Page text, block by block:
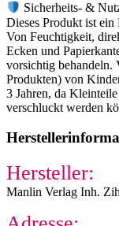
Sicherheits- &
Dieses Produkt ist
Von Feuchtigkeit,
Ecken und
vorsichtig behandeln.
Produkten) von
3 Jahren, da
verschluckt werden
Hersteller:
Manlin Verlag Inh.